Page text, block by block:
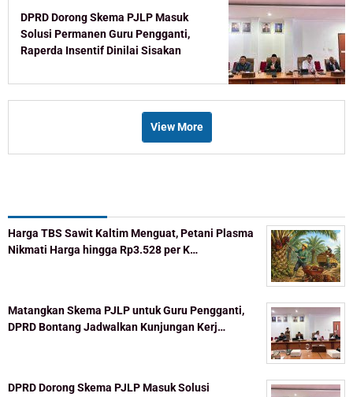
DPRD Dorong Skema PJLP Masuk
Solusi Permanen Guru Pengganti,
Raperda Insentif Dinilai Sisakan
View More
Harga TBS Sawit Kaltim Menguat, Petani Plasma
Nikmati Harga hingga Rp3.528 per K…
Matangkan Skema PJLP untuk Guru Pengganti,
DPRD Bontang Jadwalkan Kunjungan Kerj…
DPRD Dorong Skema PJLP Masuk Solusi